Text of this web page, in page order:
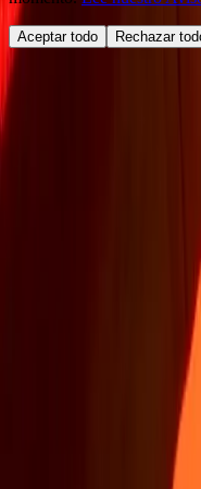
Aceptar todo Rechazar